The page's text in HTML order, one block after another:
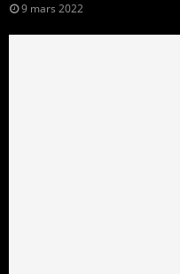
9 mars 2022